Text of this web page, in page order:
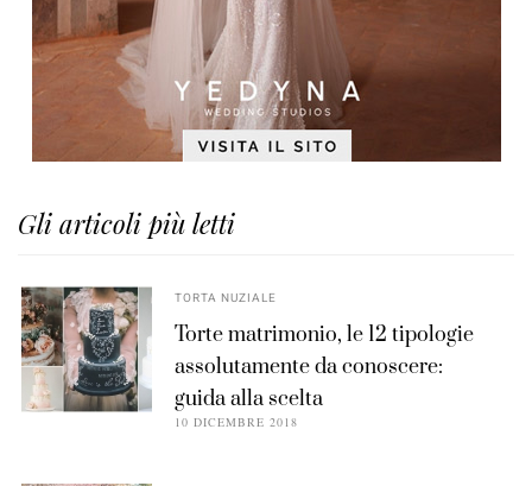
Gli articoli più letti
TORTA NUZIALE
Torte matrimonio, le 12 tipologie
assolutamente da conoscere:
guida alla scelta
10 DICEMBRE 2018